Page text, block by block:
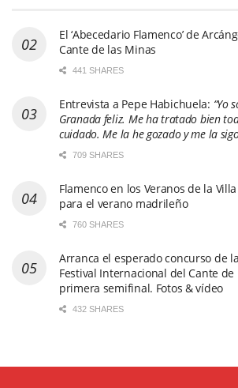
El ‘Abecedario Flamenco’ de
Cante de las Minas
441 SHARES
Entrevista a Pepe Habichuela: “Yo
Granada feliz. Me ha tratado bien
cuidado. Me la he gozado y me la
709 SHARES
Flamenco en los Veranos de la
para el verano madrileño
760 SHARES
Arranca el esperado concurso de
Festival Internacional del Cante
primera semifinal. Fotos & vídeo
432 SHARES